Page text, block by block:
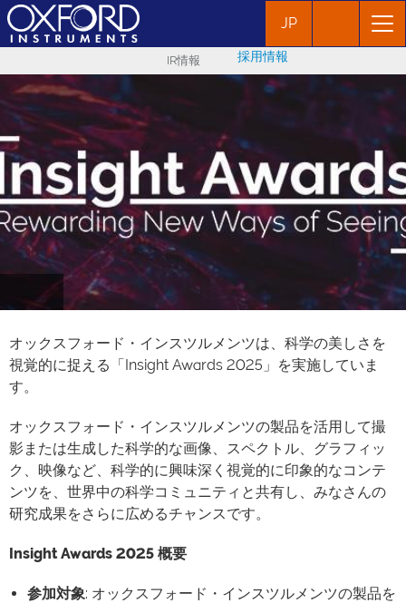
JP
IR情報 採用情報
オックスフォード・インスツルメンツは、科学の美しさを
視覚的に捉える「Insight Awards 2025」を実施していま
す。
オックスフォード・インスツルメンツの製品を活用して撮
影または生成した科学的な画像、スペクトル、グラフィッ
ク、映像など、科学的に興味深く視覚的に印象的なコンテ
ンツを、世界中の科学コミュニティと共有し、みなさんの
研究成果をさらに広めるチャンスです。
Insight Awards 2025 概要
参加対象: オックスフォード・インスツルメンツの製品を